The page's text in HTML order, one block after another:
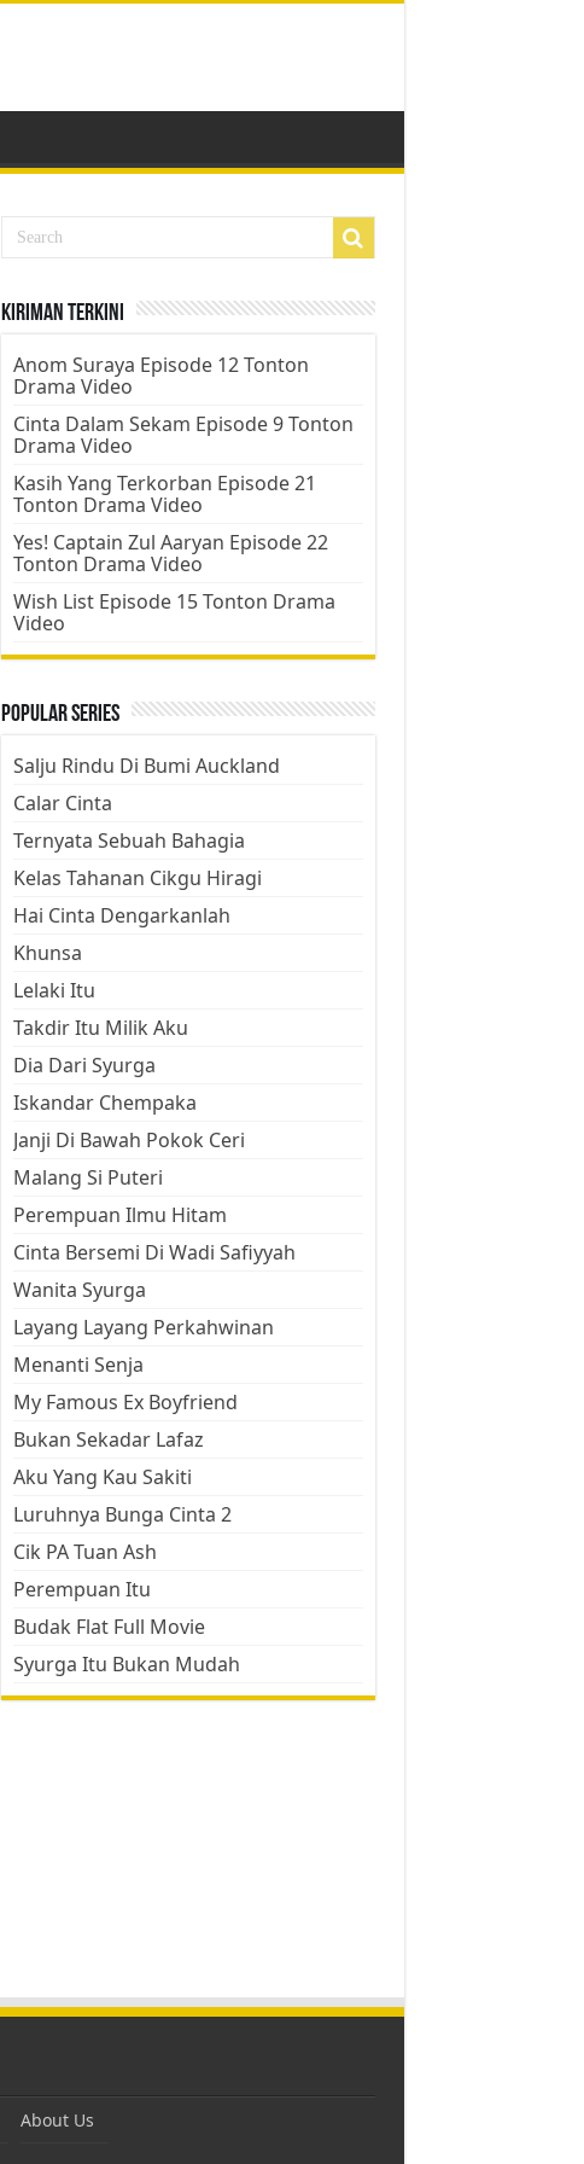
Kiriman Terkini
Anom Suraya Episode 12 Tonton
Drama Video
Cinta Dalam Sekam Episode 9 Tonton
Drama Video
Kasih Yang Terkorban Episode 21
Tonton Drama Video
Yes! Captain Zul Aaryan Episode 22
Tonton Drama Video
Wish List Episode 15 Tonton Drama
Video
Popular Series
Salju Rindu Di Bumi Auckland
Calar Cinta
Ternyata Sebuah Bahagia
Kelas Tahanan Cikgu Hiragi
Hai Cinta Dengarkanlah
Khunsa
Lelaki Itu
Takdir Itu Milik Aku
Dia Dari Syurga
Iskandar Chempaka
Janji Di Bawah Pokok Ceri
Malang Si Puteri
Perempuan Ilmu Hitam
Cinta Bersemi Di Wadi Safiyyah
Wanita Syurga
Layang Layang Perkahwinan
Menanti Senja
My Famous Ex Boyfriend
Bukan Sekadar Lafaz
Aku Yang Kau Sakiti
Luruhnya Bunga Cinta 2
Cik PA Tuan Ash
Perempuan Itu
Budak Flat Full Movie
Syurga Itu Bukan Mudah
About Us